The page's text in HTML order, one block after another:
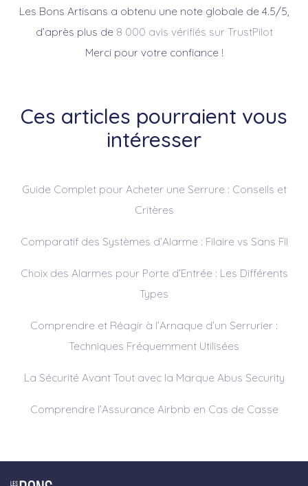
Les Bons Artisans a obtenu une note globale de 4.5/5,
d’après plus de 8 000 avis vérifiés sur TrustPilot
Merci pour votre confiance !
Ces articles pourraient vous
intéresser
Guide Complet pour Acheter une Serrure : Conseils et
Critères
Comparatif des Systèmes d’Alarme : Filaire vs Sans Fil
Choix des Alarmes pour Porte d’Entrée : Les Différents
Types
Comprendre et Réagir à l’Arnaque d’un Serrurier :
Techniques Fréquemment Utilisées
La Sécurité Avant Tout avec la Marque Abus Security
Comprendre l’Assurance Airbnb en Cas de Casse